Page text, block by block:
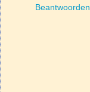
Beantwoorden